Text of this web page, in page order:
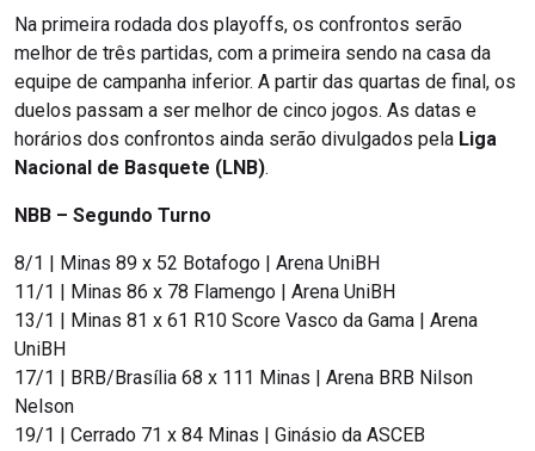
Na primeira rodada dos playoffs, os confrontos serão
melhor de três partidas, com a primeira sendo na casa da
equipe de campanha inferior. A partir das quartas de final, os
duelos passam a ser melhor de cinco jogos. As datas e
horários dos confrontos ainda serão divulgados pela Liga
Nacional de Basquete (LNB).
NBB – Segundo Turno
8/1 | Minas 89 x 52 Botafogo | Arena UniBH
11/1 | Minas 86 x 78 Flamengo | Arena UniBH
13/1 | Minas 81 x 61 R10 Score Vasco da Gama | Arena
UniBH
17/1 | BRB/Brasília 68 x 111 Minas | Arena BRB Nilson
Nelson
19/1 | Cerrado 71 x 84 Minas | Ginásio da ASCEB